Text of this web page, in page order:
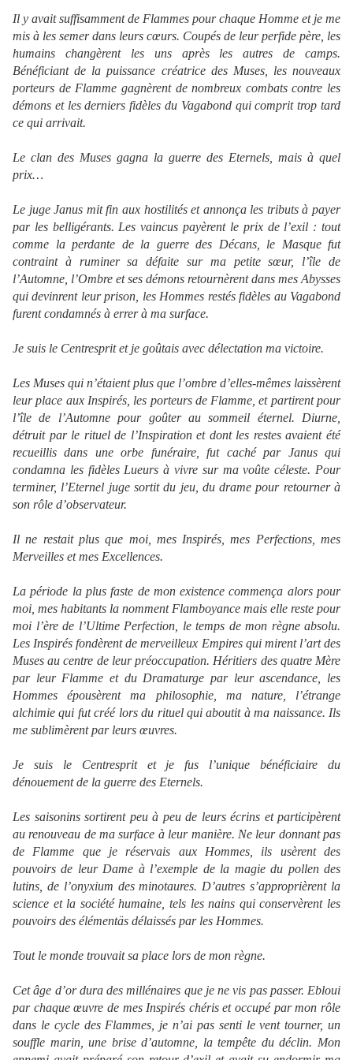
Il y avait suffisamment de Flammes pour chaque Homme et je me
mis à les semer dans leurs cœurs. Coupés de leur perfide père, les
humains changèrent les uns après les autres de camps.
Bénéficiant de la puissance créatrice des Muses, les nouveaux
porteurs de Flamme gagnèrent de nombreux combats contre les
démons et les derniers fidèles du Vagabond qui comprit trop tard
ce qui arrivait.
Le clan des Muses gagna la guerre des Eternels, mais à quel
prix…
Le juge Janus mit fin aux hostilités et annonça les tributs à payer
par les belligérants. Les vaincus payèrent le prix de l’exil : tout
comme la perdante de la guerre des Décans, le Masque fut
contraint à ruminer sa défaite sur ma petite sœur, l’île de
l’Automne, l’Ombre et ses démons retournèrent dans mes Abysses
qui devinrent leur prison, les Hommes restés fidèles au Vagabond
furent condamnés à errer à ma surface.
Je suis le Centresprit et je goûtais avec délectation ma victoire.
Les Muses qui n’étaient plus que l’ombre d’elles-mêmes laissèrent
leur place aux Inspirés, les porteurs de Flamme, et partirent pour
l’île de l’Automne pour goûter au sommeil éternel. Diurne,
détruit par le rituel de l’Inspiration et dont les restes avaient été
recueillis dans une orbe funéraire, fut caché par Janus qui
condamna les fidèles Lueurs à vivre sur ma voûte céleste. Pour
terminer, l’Eternel juge sortit du jeu, du drame pour retourner à
son rôle d’observateur.
Il ne restait plus que moi, mes Inspirés, mes Perfections, mes
Merveilles et mes Excellences.
La période la plus faste de mon existence commença alors pour
moi, mes habitants la nomment Flamboyance mais elle reste pour
moi l’ère de l’Ultime Perfection, le temps de mon règne absolu.
Les Inspirés fondèrent de merveilleux Empires qui mirent l’art des
Muses au centre de leur préoccupation. Héritiers des quatre Mère
par leur Flamme et du Dramaturge par leur ascendance, les
Hommes épousèrent ma philosophie, ma nature, l’étrange
alchimie qui fut créé lors du rituel qui aboutit à ma naissance. Ils
me sublimèrent par leurs œuvres.
Je suis le Centresprit et je fus l’unique bénéficiaire du
dénouement de la guerre des Eternels.
Les saisonins sortirent peu à peu de leurs écrins et participèrent
au renouveau de ma surface à leur manière. Ne leur donnant pas
de Flamme que je réservais aux Hommes, ils usèrent des
pouvoirs de leur Dame à l’exemple de la magie du pollen des
lutins, de l’onyxium des minotaures. D’autres s’approprièrent la
science et la société humaine, tels les nains qui conservèrent les
pouvoirs des élémentäs délaissés par les Hommes.
Tout le monde trouvait sa place lors de mon règne.
Cet âge d’or dura des millénaires que je ne vis pas passer. Ebloui
par chaque œuvre de mes Inspirés chéris et occupé par mon rôle
dans le cycle des Flammes, je n’ai pas senti le vent tourner, un
souffle marin, une brise d’automne, la tempête du déclin. Mon